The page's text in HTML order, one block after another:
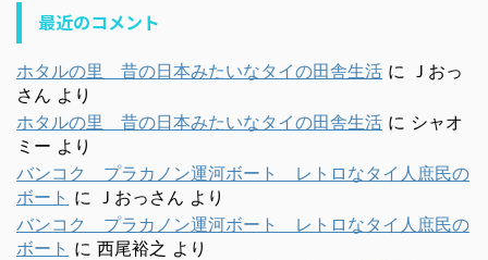
最近のコメント
ホタルの里 昔の日本みたいなタイの田舎生活 に Ｊおっ
さん より
ホタルの里 昔の日本みたいなタイの田舎生活 に シャオ
ミー より
バンコク プラカノン運河ボート レトロなタイ人庶民の
ボート に Ｊおっさん より
バンコク プラカノン運河ボート レトロなタイ人庶民の
ボート に 西尾裕之 より